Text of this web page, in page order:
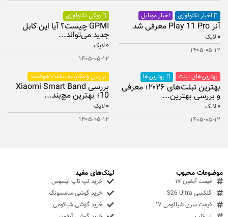
اخبار تکنولوژی اخبار موبایل
آنر Play 11 Pro معرفی شد
۰لایک
۱۴۰۵-۰۵-۱۲
ویکی تکنولوژی
GPMI چیست؟ آیا این کابل
جدید می‌تواند...
۰لایک
۱۴۰۵-۰۵-۱۲
بهترین‌های تبلت
بهترین‌ها
بهترین تبلت‌های ۲۰۲۶؛ معرفی
و بررسی بهترین...
۰لایک
۱۴۰۵-۰۵-۱۲
بررسی و مقایسه ساعت هوشمند
بررسی Xiaomi Smart Band
10؛ بهترین مچ‌بند...
۰لایک
۱۴۰۵-۰۵-۱۲
موضوعات محبوب
قیمت آیفون ۱۷
گلکسی S26 Ultra
قیمت سری شیائومی ۱۷
لینک‌های مفید
خرید لپ تاپ ایسوس
خرید گوشی سامسونگ
خرید گوشی شیائومی